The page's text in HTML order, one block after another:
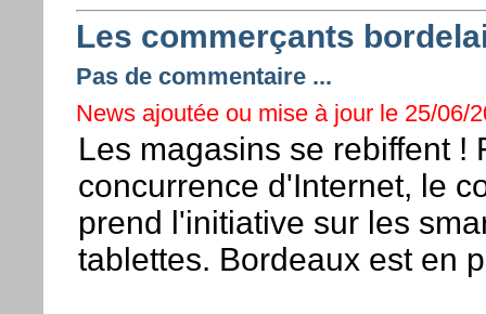
Les commerçants
Pas de commentaire ...
News ajoutée ou mise à jour le 25/06/
Les magasins se rebiffent !
concurrence d'Internet, le
prend l'initiative sur les
tablettes. Bordeaux est en